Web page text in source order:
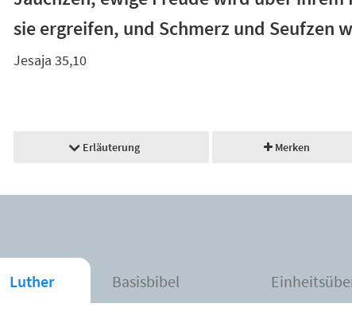
sie ergreifen, und Schmerz und Seufzen
Jesaja 35,10
Erläuterung Merken
Luther Basisbibel